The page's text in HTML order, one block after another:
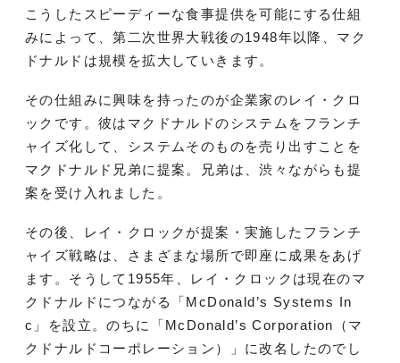
こうしたスピーディーな食事提供を可能にする仕組
みによって、第二次世界大戦後の1948年以降、マク
ドナルドは規模を拡大していきます。
その仕組みに興味を持ったのが企業家のレイ・クロ
ックです。彼はマクドナルドのシステムをフランチ
ャイズ化して、システムそのものを売り出すことを
マクドナルド兄弟に提案。兄弟は、渋々ながらも提
案を受け入れました。
その後、レイ・クロックが提案・実施したフランチ
ャイズ戦略は、さまざまな場所で即座に成果をあげ
ます。そうして1955年、レイ・クロックは現在のマ
クドナルドにつながる「McDonald’s Systems In
c」を設立。のちに「McDonald’s Corporation（マ
クドナルドコーポレーション）」に改名したのでし